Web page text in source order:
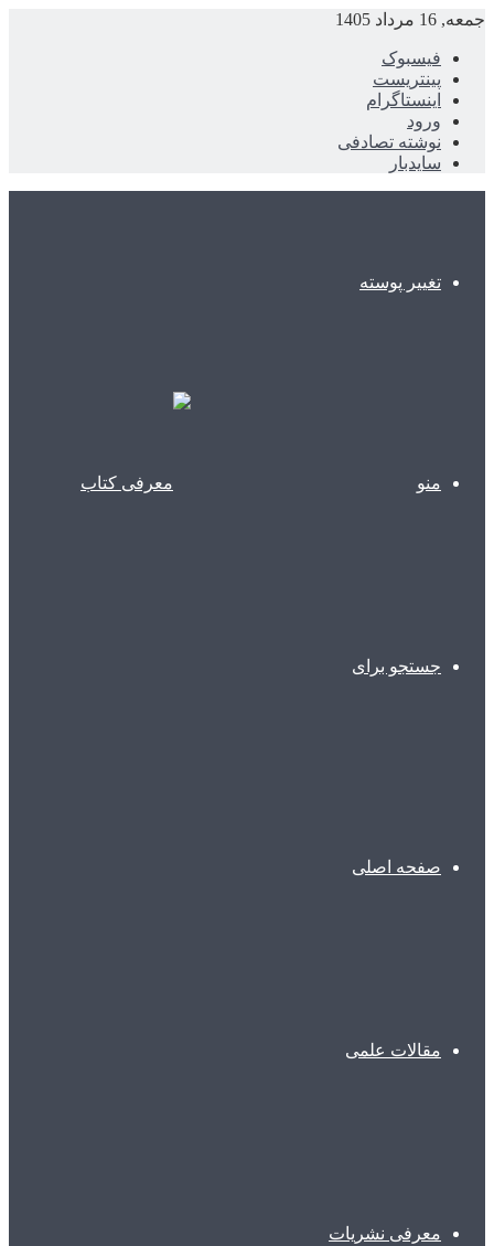
جمعه, 16 مرداد 1405
فیسبوک
پینتریست
اینستاگرام
ورود
نوشته تصادفی
سایدبار
تغییر پوسته
منو
جستجو برای
صفحه اصلی
مقالات علمی
معرفی نشریات